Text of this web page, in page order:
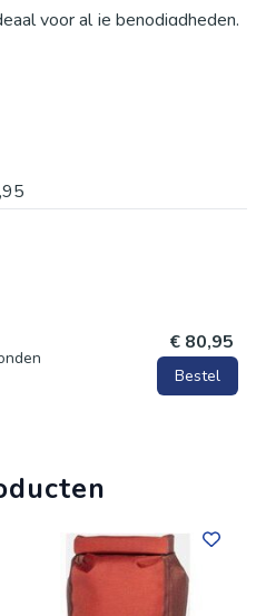
voor al je benodigdheden.
op je fiets.Met handige
zijreflectoren voor
combineert functionaliteit en
€ 80,95
Bestel